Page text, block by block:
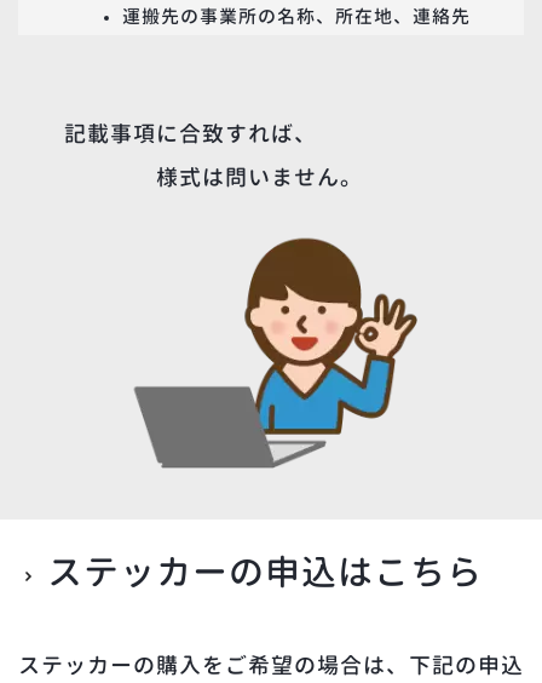
運搬先の事業所の名称、所在地、連絡先
記載事項に合致すれば、
様式は問いません。
ステッカーの申込はこちら
ステッカーの購入をご希望の場合は、下記の申込